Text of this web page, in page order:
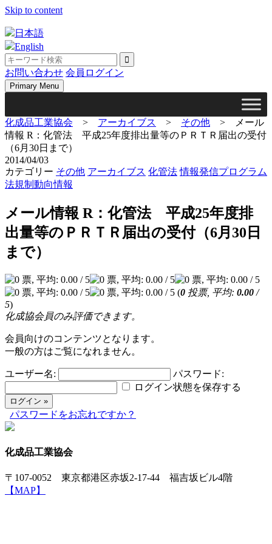
Skip to content
日本語
English
お問い合わせ 会員ログイン
Primary Menu
化成品工業協会 > アーカイブス > その他 >
メール
情報 R：化管法 平成25年度排出量等のＰＲＴＲ届出の受付
（6月30日まで）
2014/04/03
カテゴリー その他 アーカイブス 化管法 情報発信プログラム
法規制動向情報
メール情報 R：化管法 平成25年度排
出量等のＰＲＴＲ届出の受付（6月30日
まで）
(0 投票, 平均: 0.00 /
5)
化成協会員のみ評価できます。
会員向けのコンテンツとなります。
一般の方はご覧になれません。
ユーザー名:
パスワード:
ログイン状態を保存する
パスワードをお忘れですか？
化成品工業協会
〒107-0052 東京都港区赤坂2-17-44 福吉坂ビル4階
【MAP】